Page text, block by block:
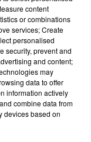
LA
mercredi en
content
or combinations
services; Create
personalised
security, prevent and
and content;
may
data to offer
information actively
combine data from
devices based on